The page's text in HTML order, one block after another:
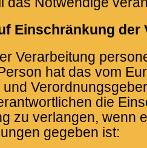
Einschränkung der
Verarbeitung
hat das vom
die
zu verlangen, wenn
gegeben ist: